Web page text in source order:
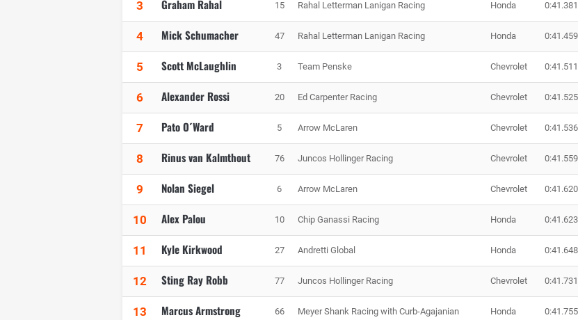
3 Graham Rahal 15 Rahal Letterman Lanigan Racing Honda 0:41.381
4 Mick Schumacher 47 Rahal Letterman Lanigan Racing Honda 0:41.459
5 Scott McLaughlin 3 Team Penske Chevrolet 0:41.511
6 Alexander Rossi 20 Ed Carpenter Racing Chevrolet 0:41.525
7 Pato O´Ward 5 Arrow McLaren Chevrolet 0:41.536
8 Rinus van Kalmthout 76 Juncos Hollinger Racing Chevrolet 0:41.559
9 Nolan Siegel 6 Arrow McLaren Chevrolet 0:41.620
10 Alex Palou 10 Chip Ganassi Racing Honda 0:41.623
11 Kyle Kirkwood 27 Andretti Global Honda 0:41.648
12 Sting Ray Robb 77 Juncos Hollinger Racing Chevrolet 0:41.731
13 Marcus Armstrong 66 Meyer Shank Racing with Curb-Agajanian Honda 0:41.755